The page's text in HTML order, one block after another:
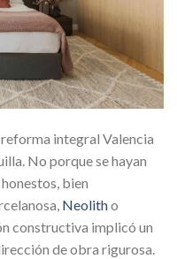
integral Valencia
No porque se hayan
bien
Neolitho
constructiva implicó un
de obra rigurosa.